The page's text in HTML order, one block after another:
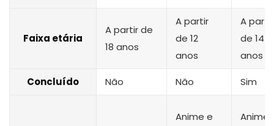
Faixa etária
A partir de
18 anos
A partir
de 12
anos
A partir
de 14
anos
Concluído Não Não Sim
Anime e
Anime